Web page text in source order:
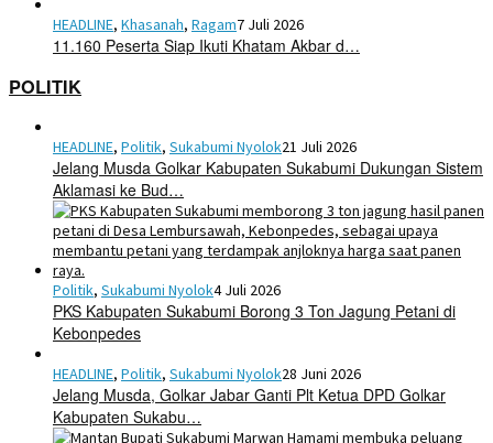
HEADLINE, Khasanah, Ragam7 Juli 2026
11.160 Peserta Siap Ikuti Khatam Akbar d…
POLITIK
HEADLINE, Politik, Sukabumi Nyolok21 Juli 2026
Jelang Musda Golkar Kabupaten Sukabumi Dukungan Sistem
Aklamasi ke Bud…
Politik, Sukabumi Nyolok4 Juli 2026
PKS Kabupaten Sukabumi Borong 3 Ton Jagung Petani di
Kebonpedes
HEADLINE, Politik, Sukabumi Nyolok28 Juni 2026
Jelang Musda, Golkar Jabar Ganti Plt Ketua DPD Golkar
Kabupaten Sukabu…